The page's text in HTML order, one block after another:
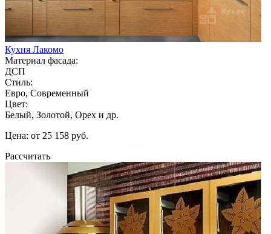
Кухня Лакомо
Материал фасада:
ДСП
Стиль:
Евро, Современный
Цвет:
Белый, Золотой, Орех и др.
Цена: от 25 158 руб.
Рассчитать